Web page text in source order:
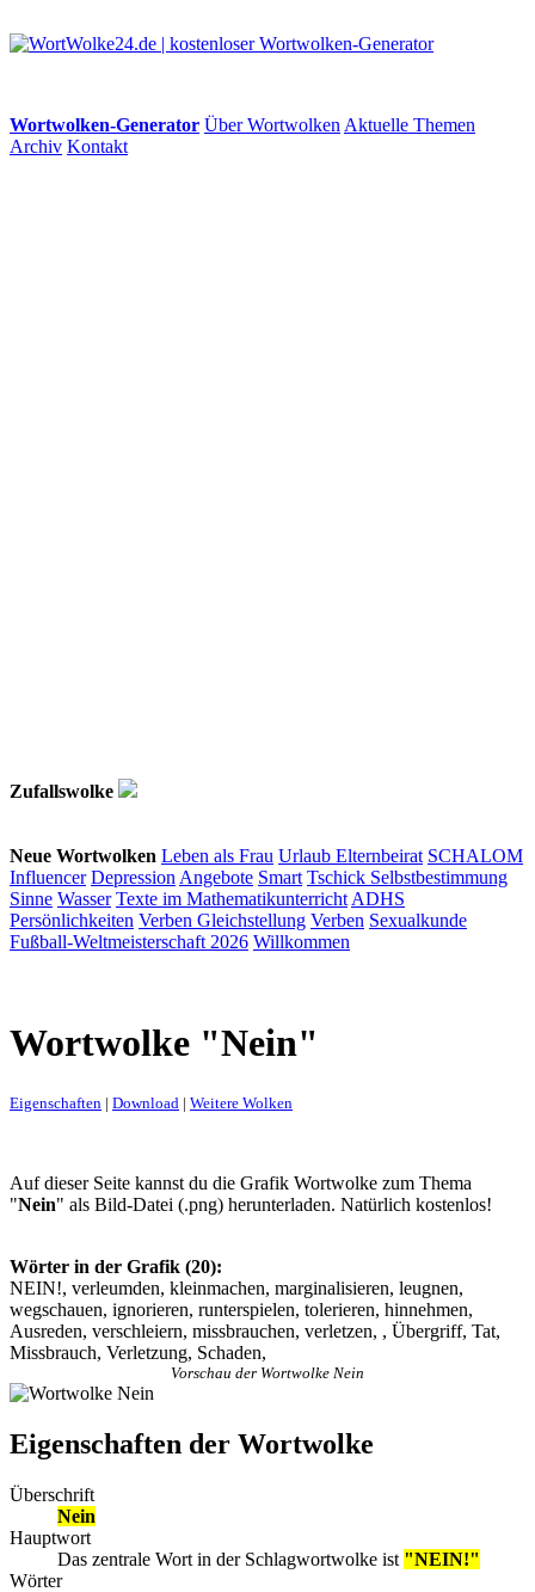
Wortwolken-Generator Über Wortwolken Aktuelle Themen
Archiv Kontakt
Zufallswolke
Neue Wortwolken Leben als Frau Urlaub Elternbeirat SCHALOM
Influencer Depression Angebote Smart Tschick Selbstbestimmung
Sinne Wasser Texte im Mathematikunterricht ADHS
Persönlichkeiten Verben Gleichstellung Verben Sexualkunde
Fußball-Weltmeisterschaft 2026 Willkommen
Wortwolke "Nein"
Eigenschaften | Download | Weitere Wolken
Auf dieser Seite kannst du die Grafik Wortwolke zum Thema
"Nein" als Bild-Datei (.png) herunterladen. Natürlich kostenlos!
Wörter in der Grafik (20):
NEIN!, verleumden, kleinmachen, marginalisieren, leugnen,
wegschauen, ignorieren, runterspielen, tolerieren, hinnehmen,
Ausreden, verschleiern, missbrauchen, verletzen, , Übergriff, Tat,
Missbrauch, Verletzung, Schaden,
Vorschau der Wortwolke Nein
Eigenschaften der Wortwolke
Überschrift
Nein
Hauptwort
Das zentrale Wort in der Schlagwortwolke ist "NEIN!"
Wörter